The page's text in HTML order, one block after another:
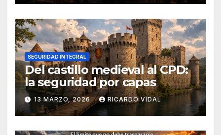
SEGURIDAD INTEGRAL
Del castillo medieval al CPD:
la seguridad por capas
13 MARZO, 2026 RICARDO VIDAL